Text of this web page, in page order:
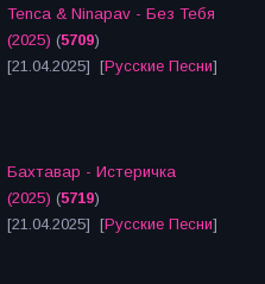
Tenca & Ninapav - Без Тебя
(2025) (5709)
[21.04.2025] [Русские Песни]
Бахтавар - Истеричка
(2025) (5719)
[21.04.2025] [Русские Песни]